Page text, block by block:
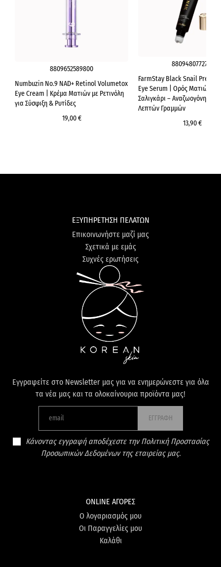
8809652589800
Numbuzin No.9 NAD+ Retinol Volumetox
Eye Cream | Κρέμα Ματιών με Ρετινόλη
για Σύσφιξη & Ρυτίδες
19,00 €
8809480772733
FarmStay Black Snail
Eye Serum | Ορός Ματιών
Σαλιγκάρι – Αναζωογόνηση &
Λεπτών Γραμμών
13,90 €
ΕΞΥΠΗΡΕΤΗΣΗ ΠΕΛΑΤΩΝ
Επικοινωνήστε μαζί μας
Σχετικά με εμάς
Συχνές ερωτήσεις
Εγγραφείτε στο Newsletter μας για να ενημερώνεστε για όλα
τα νέα μας και τα ολοκαίνουρια προϊόντα μας!
ΕΓΓΡΑΦΗ
Κάνοντας εγγραφή αποδέχεστε την Πολιτική Προστασίας
Προσωπικών Δεδομένων της εταιρείας μας.
ONLINE ΑΓΟΡΕΣ
Ο λογαριασμός μου
Οι Παραγγελίες μου
Καλάθι